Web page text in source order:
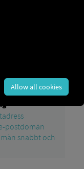
postdomän
snabbt och
Allow all cookies